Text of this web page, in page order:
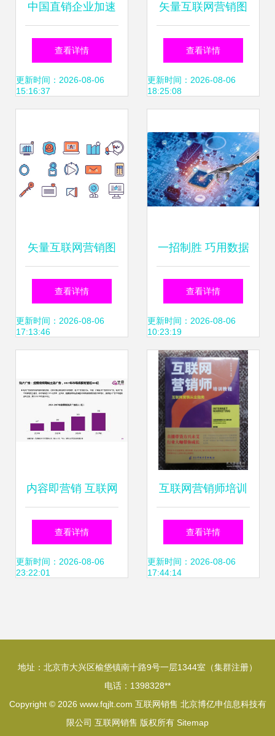
中国直销企业加速
互联网布局 安利、
自然阳光等如何通
线上体验？
查看详情
更新时间：2026-08-06
15:16:37
矢量互联网营销图
标 复古风格与互联
网销售的巧妙融合
查看详情
更新时间：2026-08-06
18:25:08
矢量互联网营销图
标 复古风格诠释互
联网销售新视觉
查看详情
更新时间：2026-08-06
17:13:46
一招制胜 巧用数据
驱动策略，破解企
业互联网营销高投
入低成效困局
查看详情
更新时间：2026-08-06
10:23:19
内容即营销 互联网
时代的品牌生存与
增长白皮书
查看详情
更新时间：2026-08-06
23:22:01
互联网营销师培训
教程 互联网销售从
业指南
查看详情
更新时间：2026-08-06
17:44:14
地址：北京市大兴区榆垡镇南十路9号一层1344室（集群注册）
电话：1398328**
Copyright © 2026 www.fqjlt.com 互联网销售 北京博亿申信息科技有
限公司 互联网销售 版权所有 Sitemap